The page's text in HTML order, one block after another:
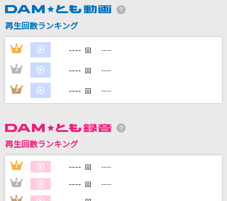
志賀勝
SILVER
RIZE
晩餐歌
tuki.
ZARD
ダーリン
Mrs. GREEN APPLE
再生回数ランキング
1 ---- 回 ----
2 ---- 回 ----
3 ---- 回 ----
再生回数ランキング
1 ---- 回 ----
2 ---- 回 ----